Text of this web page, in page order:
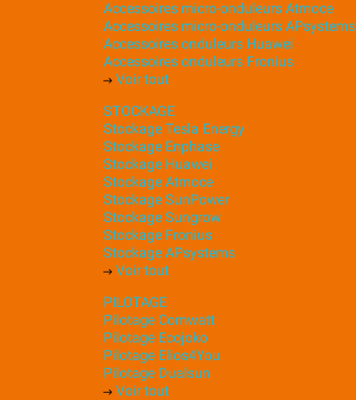
Accessoires micro-onduleurs Atmoce
Accessoires micro-onduleurs APsystems
Accessoires onduleurs Huawei
Accessoires onduleurs Fronius
Voir tout
STOCKAGE
Stockage Tesla Energy
Stockage Enphase
Stockage Huawei
Stockage Atmoce
Stockage SunPower
Stockage Sungrow
Stockage Fronius
Stockage APsystems
Voir tout
PILOTAGE
Pilotage Comwatt
Pilotage Ecojoko
Pilotage Elios4You
Pilotage Dualsun
Voir tout